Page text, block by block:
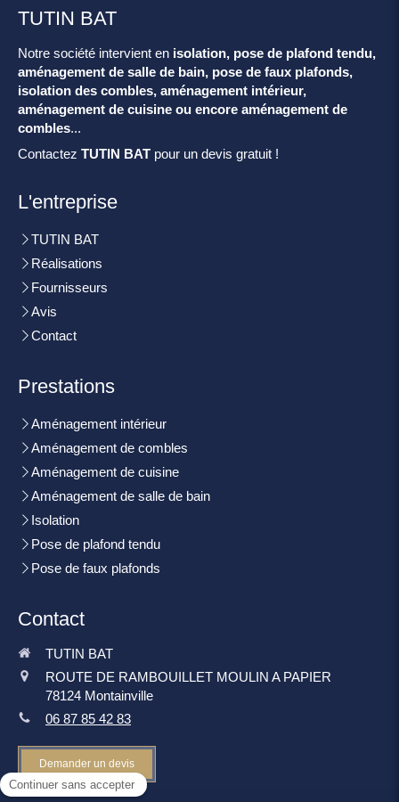
TUTIN BAT
Notre société intervient en isolation, pose de plafond tendu,
aménagement de salle de bain, pose de faux plafonds,
isolation des combles, aménagement intérieur,
aménagement de cuisine ou encore aménagement de
combles...
Contactez TUTIN BAT pour un devis gratuit !
L'entreprise
TUTIN BAT
Réalisations
Fournisseurs
Avis
Contact
Prestations
Aménagement intérieur
Aménagement de combles
Aménagement de cuisine
Aménagement de salle de bain
Isolation
Pose de plafond tendu
Pose de faux plafonds
Contact
TUTIN BAT
ROUTE DE RAMBOUILLET MOULIN A PAPIER
78124 Montainville
06 87 85 42 83
Demander un devis